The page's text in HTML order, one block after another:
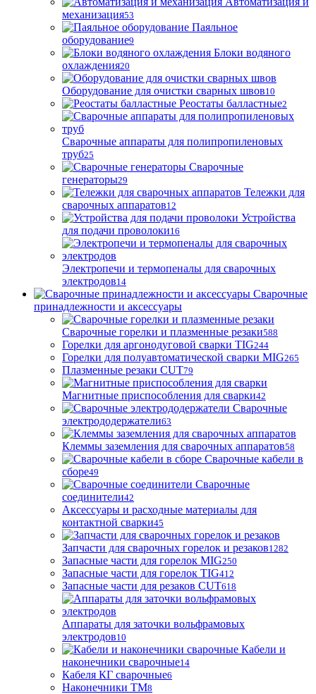
механизация53
Паяльное
оборудование9
Блоки водяного
охлаждения20
Оборудование для очистки сварных швов10
Реостаты балластные2
Сварочные аппараты для полипропиленовых
труб25
Сварочные
генераторы29
Тележки для
сварочных аппаратов12
Устройства
для подачи проволоки16
Электропечи и термопеналы для сварочных
электродов14
Сварочные
принадлежности и аксессуары
Сварочные горелки и плазменные резаки588
Горелки для аргонодуговой сварки TIG244
Горелки для полуавтоматической сварки MIG265
Плазменные резаки CUT79
Магнитные приспособления для сварки42
Сварочные
электрододержатели63
Клеммы заземления для сварочных аппаратов58
Сварочные кабели в
сборе49
Сварочные
соединители42
Аксессуары и расходные материалы для
контактной сварки45
Запчасти для сварочных горелок и резаков1282
Запасные части для горелок MIG250
Запасные части для горелок TIG412
Запасные части для резаков CUT618
Аппараты для заточки вольфрамовых
электродов10
Кабели и
наконечники сварочные14
Кабеля КГ сварочные6
Наконечники ТМ8